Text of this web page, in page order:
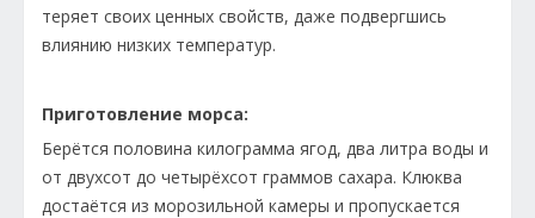
теряет своих ценных свойств, даже подвергшись
влиянию низких температур.
Приготовление морса:
Берётся половина килограмма ягод, два литра воды и
от двухсот до четырёхсот граммов сахара. Клюква
достаётся из морозильной камеры и пропускается